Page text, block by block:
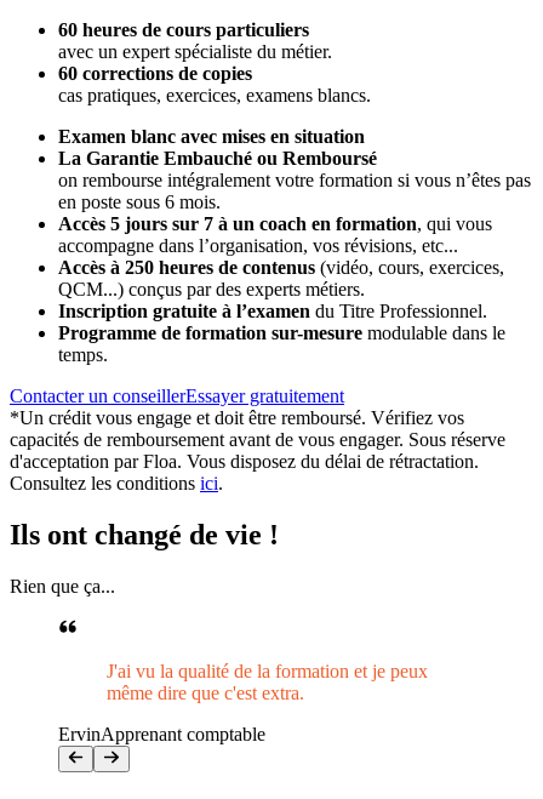
60 heures de cours particuliers
avec un expert spécialiste du métier.
60 corrections de copies
cas pratiques, exercices, examens blancs.
Examen blanc avec mises en situation
La Garantie Embauché ou Remboursé
on rembourse intégralement votre formation si vous n’êtes pas
en poste sous 6 mois.
Accès 5 jours sur 7 à un coach en formation, qui vous
accompagne dans l’organisation, vos révisions, etc...
Accès à 250 heures de contenus (vidéo, cours, exercices,
QCM...) conçus par des experts métiers.
Inscription gratuite à l’examen du Titre Professionnel.
Programme de formation sur-mesure modulable dans le
temps.
Contacter un conseillerEssayer gratuitement
*Un crédit vous engage et doit être remboursé. Vérifiez vos
capacités de remboursement avant de vous engager. Sous réserve
d'acceptation par Floa. Vous disposez du délai de rétractation.
Consultez les conditions ici.
Ils ont changé de vie !
Rien que ça...
J'ai vu la qualité de la formation et je peux
même dire que c'est extra.
ErvinApprenant comptable